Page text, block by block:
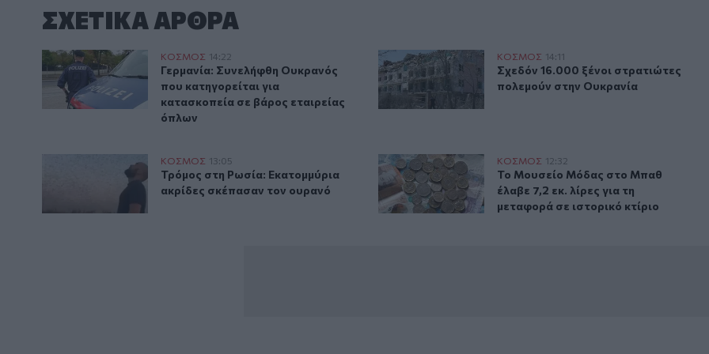
ΣΧΕΤΙΚA AΡΘΡΑ
Γερμανία: Συνελήφθη Ουκρανός που κατηγορείται για κατασκοπεία σε βάρος εταιρείας όπλων
ΚΟΣΜΟΣ 14:22
Γερμανία: Συνελήφθη Ουκρανός που κατηγορείται για κατασκοπεία σε βάρος εταιρείας όπλων
Γερμανία: Συνελήφθη Ουκρανός
που κατηγορείται για
κατασκοπεία σε βάρος εταιρείας
όπλων
Σχεδόν 16.000 ξένοι στρατιώτες πολεμούν στην
ΚΟΣΜΟΣ 14:11
Σχεδόν 16.000 ξένοι στρατιώτες
Σχεδόν 16.000 ξένοι στρατιώτες
πολεμούν στην Ουκρανία
Τρόμος στη Ρωσία: Εκατομμύρια ακρίδες σκέπασαν τον ουρανό
ΚΟΣΜΟΣ 13:05
Τρόμος στη Ρωσία: Εκατομμύρια ακρίδες σκέπασαν τον ουρανό
Τρόμος στη Ρωσία: Εκατομμύρια
ακρίδες σκέπασαν τον ουρανό
Το Μουσείο Μόδας στο Μπαθ έλαβε 7,2 εκ. λίρες για τη
ΚΟΣΜΟΣ 12:32
Το Μουσείο Μόδας στο Μπαθ έλαβε
Το Μουσείο Μόδας στο Μπαθ
έλαβε 7,2 εκ. λίρες για τη
μεταφορά σε ιστορικό κτίριο